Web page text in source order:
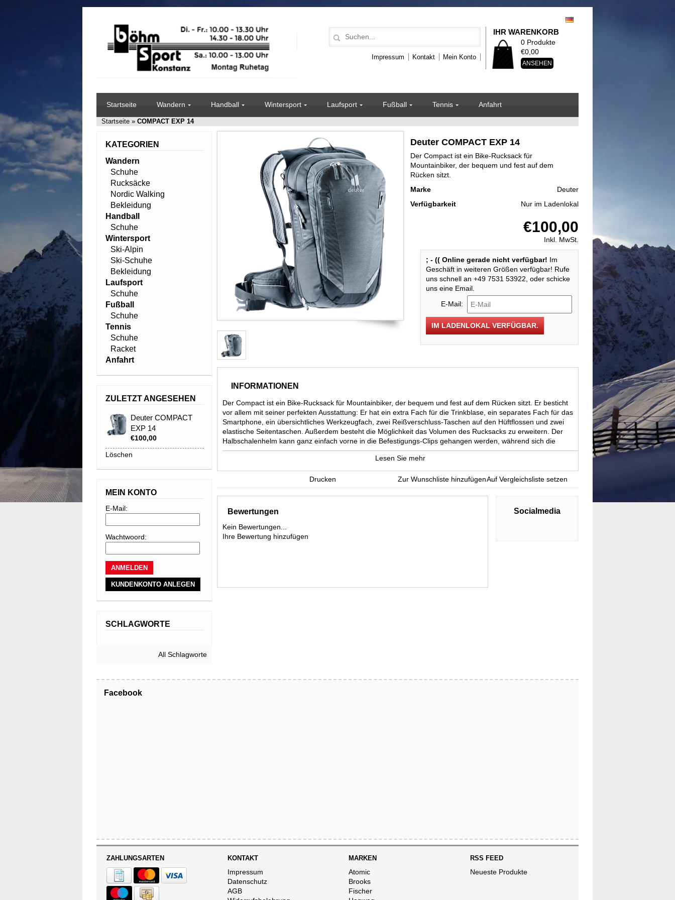
Impressum Kontakt Mein Konto
IHR WARENKORB
0 Produkte
€0,00
ANSEHEN
Startseite Wandern Handball Wintersport Laufsport Fußball Tennis Anfahrt
Startseite » COMPACT EXP 14
Deuter COMPACT EXP 14
Der Compact ist ein Bike-Rucksack für
Mountainbiker, der bequem und fest auf dem
Rücken sitzt.
Marke
Deuter
Verfügbarkeit
Nur im Ladenlokal
€100,00
Inkl. MwSt.
; - (( Online gerade nicht verfügbar! Im
Geschäft in weiteren Größen verfügbar! Rufe
uns schnell an +49 7531 53922, oder schicke
uns eine Email.
E-Mail:
IM LADENLOKAL VERFÜGBAR.
INFORMATIONEN
Der Compact ist ein Bike-Rucksack für Mountainbiker, der bequem und fest auf dem Rücken sitzt. Er besticht
vor allem mit seiner perfekten Ausstattung: Er hat ein extra Fach für die Trinkblase, ein separates Fach für das
Smartphone, ein übersichtliches Werkzeugfach, zwei Reißverschluss-Taschen auf den Hüftflossen und zwei
elastische Seitentaschen. Außerdem besteht die Möglichkeit das Volumen des Rucksacks zu erweitern. Der
Halbschalenhelm kann ganz einfach vorne in die Befestigungs-Clips gehangen werden, während sich die
seitlichen Kompressionsriemen zur Fixierung des Fullface-Helms eignen.
Lesen Sie mehr
Auf Vergleichsliste setzen
Zur Wunschliste hinzufügen
Drucken
Bewertungen
Kein Bewertungen...
Ihre Bewertung hinzufügen
Socialmedia
KATEGORIEN
Wandern
Schuhe
Rucksäcke
Nordic Walking
Bekleidung
Handball
Schuhe
Wintersport
Ski-Alpin
Ski-Schuhe
Bekleidung
Laufsport
Schuhe
Fußball
Schuhe
Tennis
Schuhe
Racket
Anfahrt
ZULETZT ANGESEHEN
Deuter COMPACT
EXP 14
€100,00
Löschen
MEIN KONTO
E-Mail:
Wachtwoord:
KUNDENKONTO ANLEGEN
SCHLAGWORTE
All Schlagworte
Facebook
ZAHLUNGSARTEN KONTAKT
Impressum
Datenschutz
AGB
MARKEN
Atomic
Brooks
Fischer
RSS FEED
Neueste Produkte